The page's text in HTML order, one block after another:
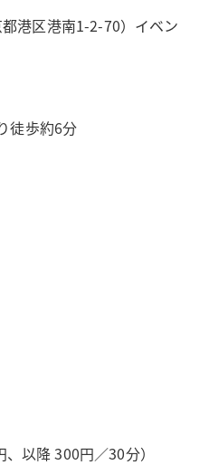
港区港南1-2-70）イベン
徒歩約6分
以降 300円／30分）